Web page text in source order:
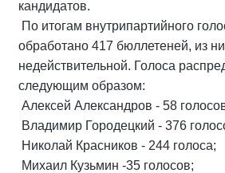
кандидатов.
По итогам внутрипартийного
обработано 417 бюллетеней, из
недействительной. Голоса
следующим образом:
Алексей Александров - 58
Владимир Городецкий - 376
Николай Красников - 244 голоса;
Михаил Кузьмин -35 голосов;